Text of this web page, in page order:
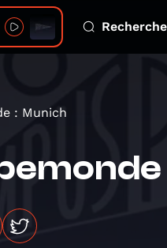
06 - 4 eco emotions
: Munich